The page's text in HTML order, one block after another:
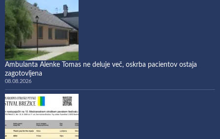
Ambulanta Alenke Tomas ne deluje več, oskrba pacientov ostaja
zagotovljena
08.08.2026